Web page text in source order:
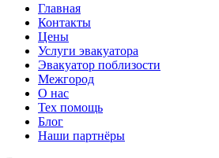
Главная
Контакты
Цены
Услуги эвакуатора
Эвакуатор поблизости
Межгород
О нас
Тех помощь
Блог
Наши партнёры